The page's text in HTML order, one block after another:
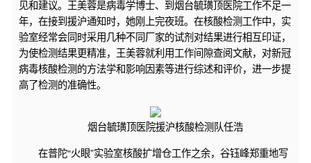
见和建议。王美蓉是病毒学博士、到烟台毓璜顶医院工作不足一
年，在接到援沪通知时，她刚上完夜班。在核酸检测工作中，实
验室经常会同时采用几种不同厂家的试剂对结果进行相互印证，
为使检测结果更精准，王美蓉就利用工作间隙查阅文献，对新冠
病毒核酸检测的方法学和影响因素等进行综述和评价，进一步提
高了检测的准确性。
烟台毓璜顶医院援沪核酸检测队任浩
在普陀“火眼”实验室核酸扩增仓工作之余，谷钰峰郑重地写